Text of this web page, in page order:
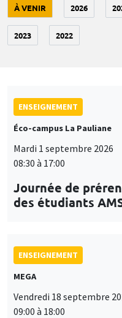
À VENIR 2026
2023 2022
ENSEIGNEMENT
Éco-campus La Pauliane
Mardi 1 septembre 2026
08:30 à 17:00
Journée de
des étudiants
ENSEIGNEMENT
MEGA
Vendredi 18 septembre
09:00 à 18:00